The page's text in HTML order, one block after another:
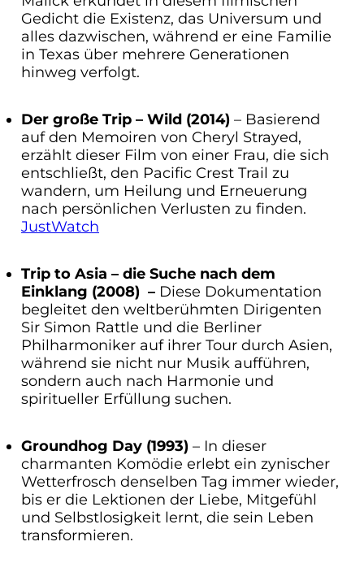
Gedicht die Existenz, das Universum und
alles dazwischen, während er eine Familie
in Texas über mehrere Generationen
hinweg verfolgt.
Der große Trip – Wild (2014) – Basierend
auf den Memoiren von Cheryl Strayed,
erzählt dieser Film von einer Frau, die sich
entschließt, den Pacific Crest Trail zu
wandern, um Heilung und Erneuerung
nach persönlichen Verlusten zu finden.
JustWatch
Trip to Asia – die Suche nach dem
Einklang (2008) – Diese Dokumentation
begleitet den weltberühmten Dirigenten
Sir Simon Rattle und die Berliner
Philharmoniker auf ihrer Tour durch Asien,
während sie nicht nur Musik aufführen,
sondern auch nach Harmonie und
spiritueller Erfüllung suchen.
Groundhog Day (1993) – In dieser
charmanten Komödie erlebt ein zynischer
Wetterfrosch denselben Tag immer wieder,
bis er die Lektionen der Liebe, Mitgefühl
und Selbstlosigkeit lernt, die sein Leben
transformieren.